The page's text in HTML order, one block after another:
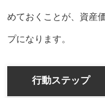
めておくことが、資産
プになります。
行動ステップ